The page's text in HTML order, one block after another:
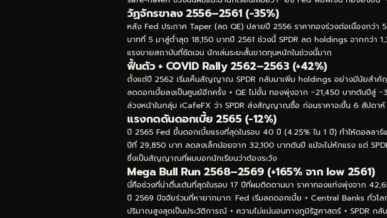
วัฏจักรขาลง 2556–2561 (-35%)
หลัง Fed ประกาศ Taper (ลด QE) ปลายปี 2556 ราคาทองร่วงต่อเนื่องกว่
บาทที่ 5 มาสู่ต่ำสุด 18,150 บาทปี 2561 ช่วงนี้ SPDR ลด holdings จากกว่า
แรงขายสถาบันที่ชัดเจน นักเล่นระยะสั้นขาดทุนหนักในช่วงนี้มาก
ฟื้นตัว + COVID Rally 2562–2563 (+42%)
ตั้งแต่ปี 2562 เริ่มเห็นสัญญาณ SPDR กลับมาเพิ่ม holdings อย่างมีนัยสำคั
ลดดอกเบี้ยลงเป็นศูนย์อีกครั้ง + QE ไม่อั้น ทองพุ่งจาก ~21,450 บาทต้นปีสู่
ล่วงหน้าในกลุ่ม iCafeFX ว่า SPDR ส่งสัญญาณซื้อ ก่อนราคาจะขึ้น 6 สัปดาห์
แรงกดดันดอกเบี้ย 2565 (-12%)
ปี 2565 Fed ขึ้นดอกเบี้ยแรงที่สุดในรอบ 40 ปี (4.25% ใน 1 ปี) ทำให้ดอลลา
ปีที่ 29,850 บาท ลดลงเล็กน้อยจาก 32,100 บาทต้นปี แม้จะไม่หักแรง แต่
ซึ่งเป็นสัญญาณที่ผมบอกนักเรียนว่าต้องระวัง
Mega Bull Run 2568–2569 (+165% จาก low 2561)
นี่คือช่วงที่น่าตื่นเต้นที่สุดในรอบ 17 ปีที่ผมติดตามมา ราคาทองแท่งพุ่งจาก
ปี 2569 ปัจจัยร่วมที่หายากมาก: Fed เริ่มลดดอกเบี้ย + Central Banks ทั่วโ
ปริมาณสูงสุดเป็นประวัติการณ์ + ความไม่แน่นอนทางภูมิรัฐศาสตร์ + SPDR ก